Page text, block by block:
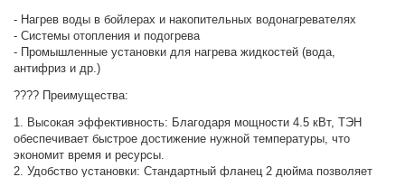
- Нагрев воды в бойлерах и накопительных водонагревателях
- Системы отопления и подогрева
- Промышленные установки для нагрева жидкостей (вода,
антифриз и др.)
???? Преимущества:
1. Высокая эффективность: Благодаря мощности 4.5 кВт, ТЭН
обеспечивает быстрое достижение нужной температуры, что
экономит время и ресурсы.
2. Удобство установки: Стандартный фланец 2 дюйма позволяет